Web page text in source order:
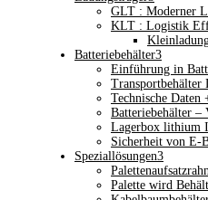
GLT : Moderner
KLT : Logistik
Batteriebehälter3
Einführung in
Technische
Batteriebehälter
Lagerbox lithium
Sicherheit von E-
Speziallösungen3
Palette wird